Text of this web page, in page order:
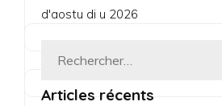
d'aostu di u 2026
Rechercher :
Articles récents